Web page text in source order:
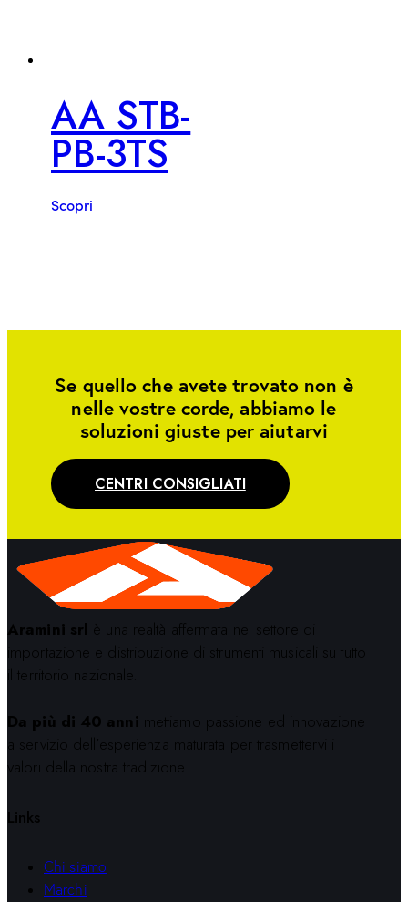
AA STB-
PB-3TS
Scopri
Se quello che avete trovato non è
nelle vostre corde, abbiamo le
soluzioni giuste per aiutarvi
CENTRI CONSIGLIATI
Aramini srl è una realtà affermata nel settore di
importazione e distribuzione di strumenti musicali su tutto
il territorio nazionale.
Da più di 40 anni mettiamo passione ed innovazione
a servizio dell’esperienza maturata per trasmettervi i
valori della nostra tradizione.
Links
Chi siamo
Marchi